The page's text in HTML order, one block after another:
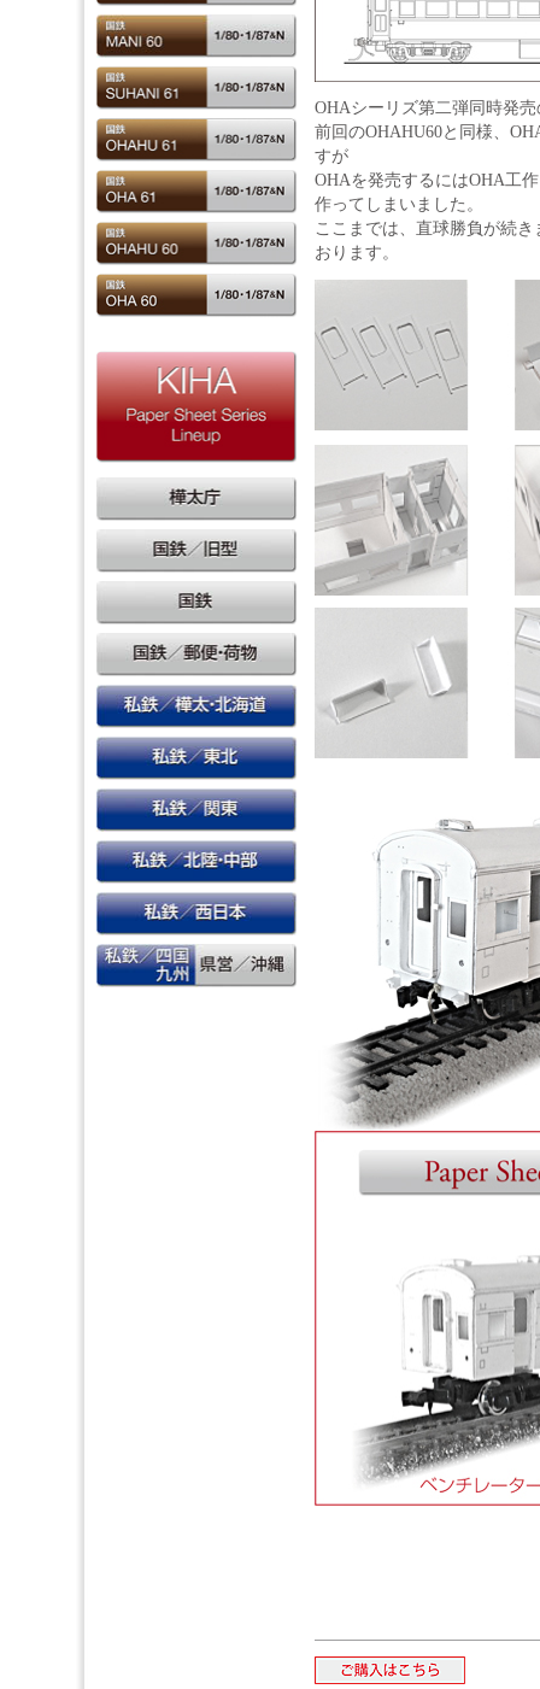
OHAシーリズ第二弾同時発
前回のOHAHU60と同様、
すが
OHAを発売するにはOHA工
作ってしまいました。
ここまでは、直球勝負が続
おります。